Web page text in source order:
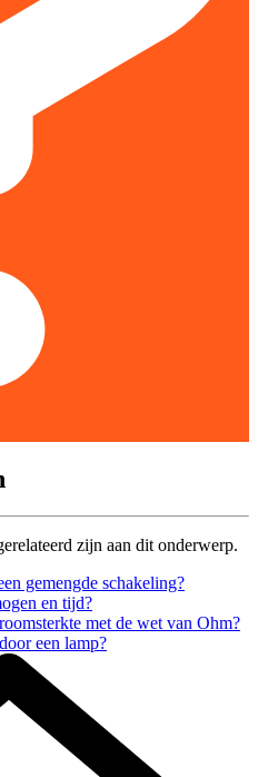
zijn aan dit onderwerp.
gemengde schakeling?
en tijd?
met de wet van Ohm?
een lamp?